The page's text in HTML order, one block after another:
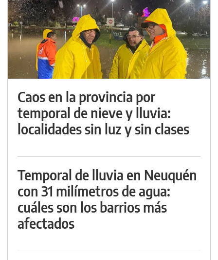
Caos en la provincia por
temporal de nieve y lluvia:
localidades sin luz y sin clases
Temporal de lluvia en Neuquén
con 31 milímetros de agua:
cuáles son los barrios más
afectados